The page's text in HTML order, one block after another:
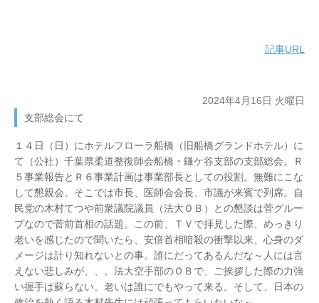
記事URL
2024年4月16日 火曜日
支部総会にて
１４日（日）にホテルフローラ船橋（旧船橋グランドホテル）に
て（公社）千葉県柔道整復師会船橋・鎌ケ谷支部の支部総会。Ｒ
５事業報告とＲ６事業計画は事業部長としての役割。無難にこな
して懇親会。そこでは市長、医師会会長、市議が来賓で列席。自
民党の木村てつや前衆議院議員（法大ＯＢ）との懇談は菅グルー
プなので菅前首相の話題。この前、ＴＶで拝見した際、めっきり
老いを感じたので聞いたら、安倍首相暗殺の衝撃以来、心身のダ
メージは計り知れないとの事。誰にだってあるんだな～人には言
えない悲しみが、、。法大空手部のＯＢで、ご挨拶した際の力強
い握手は蘇らない。老いは誰にでもやって来る。そして、日本の